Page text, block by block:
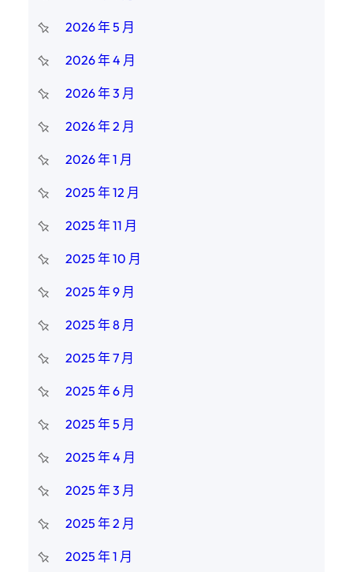
2026 年 5 月
2026 年 4 月
2026 年 3 月
2026 年 2 月
2026 年 1 月
2025 年 12 月
2025 年 11 月
2025 年 10 月
2025 年 9 月
2025 年 8 月
2025 年 7 月
2025 年 6 月
2025 年 5 月
2025 年 4 月
2025 年 3 月
2025 年 2 月
2025 年 1 月